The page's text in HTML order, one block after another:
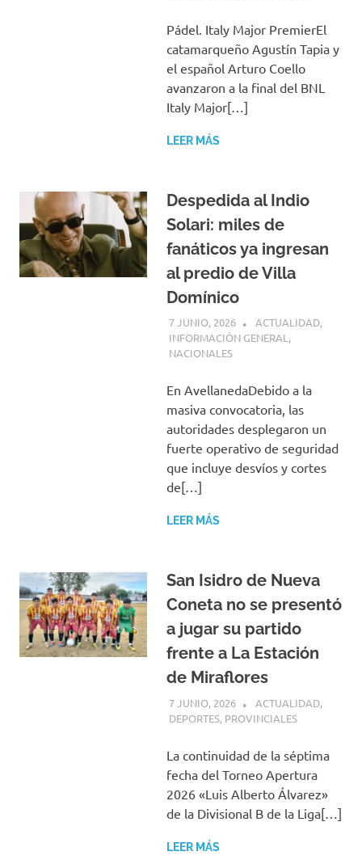
Pádel. Italy Major PremierEl
catamarqueño Agustín Tapia y
el español Arturo Coello
avanzaron a la final del BNL
Italy Major[…]
LEER MÁS
Despedida al Indio
Solari: miles de
fanáticos ya ingresan
al predio de Villa
Domínico
7 JUNIO, 2026 H P
ACTUALIDAD,
INFORMACIÓN GENERAL ,
NACIONALES
En AvellanedaDebido a la
masiva convocatoria, las
autoridades desplegaron un
fuerte operativo de seguridad
que incluye desvíos y cortes
de[…]
LEER MÁS
San Isidro de Nueva
Coneta no se presentó
a jugar su partido
frente a La Estación
de Miraflores
7 JUNIO, 2026 H P
ACTUALIDAD,
DEPORTES, PROVINCIALES
La continuidad de la séptima
fecha del Torneo Apertura
2026 «Luis Alberto Álvarez»
de la Divisional B de la Liga[…]
LEER MÁS